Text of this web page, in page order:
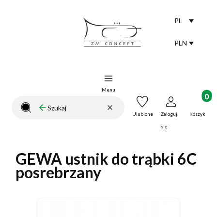
PL
PLN
Menu
Zamknij wyszukiwarkęWyczyść
Szukaj Ulubione Zaloguj
się
Koszyk
GEWA ustnik do trąbki 6C
posrebrzany